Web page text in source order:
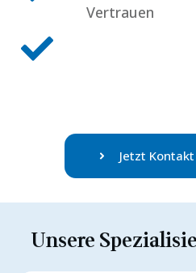
Vertrauen
Jetzt
Unsere